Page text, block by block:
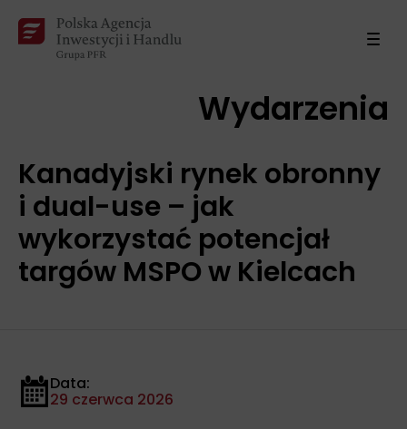
Wydarzenia
Kanadyjski rynek obronny
i dual-use – jak
wykorzystać potencjał
targów MSPO w Kielcach
Data:
29 czerwca 2026